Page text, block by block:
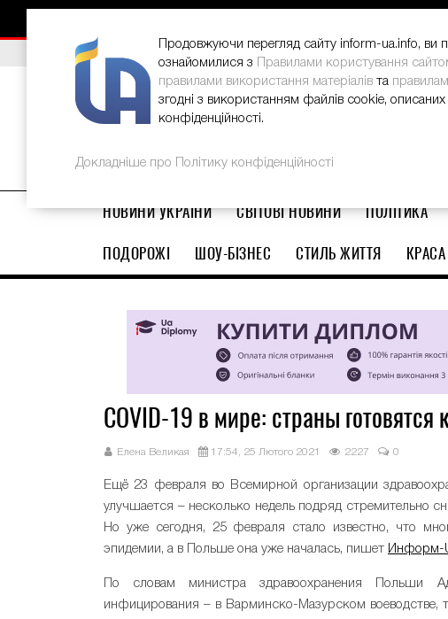
ВИБІР РЕДАКЦІЇ В Україні стартував ювілейний Global
НОВИНИ УКРАЇНИ СВІТОВІ НОВИНИ ПОЛІТИКА
ПОДОРОЖІ
ШОУ-БІЗНЕС СТИЛЬ ЖИТТЯ КРАСА
COVID-19 в мире: страны
Елена Великая 17:54, 25 Лютого 2021 2227 0
Ещё 23 февраля во Всемирной организации
улучшается – несколько недель подряд стремительно
Но уже сегодня, 25 февраля стало известно, что
эпидемии, а в Польше она уже началась, пишет Информ-
По словам министра здравоохранения Польши
инфицирования – в Варминско-Мазурском воеводстве,
Продовжуючи перегляд сайту inform-ua.info, ви
ознайомилися з
Правилами користування
правилами використання матеріалів та
згодні з використанням файлів cookie, описаних
конфіденційності.
Докладніше про Політику конфіденційності